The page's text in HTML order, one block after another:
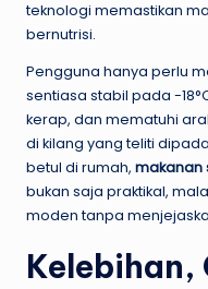
teknologi memastikan
bernutrisi.
Pengguna hanya perlu
sentiasa stabil pada -
kerap, dan mematuhi
di kilang yang teliti
betul di rumah, makanan
bukan saja praktikal,
moden tanpa
Kelebihan,